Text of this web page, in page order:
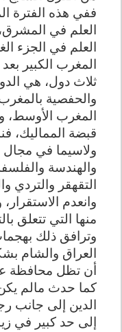
ففي هذه الفترة
العلم في
العلم في الجزء
المغرب الكبير
ثلاث دول، هي
والحفصية بالمغرب
المغرب
قبضة المماليك،
ولاسيما في مجال
والهندسة
التقهقر والتردي
وانعدم
منها التي تتعلق
وترافق ذلك
العراق والشام
أن تظل محافظة
كما حدث مالم
الدين إلى جانب
إلى حد كبير في